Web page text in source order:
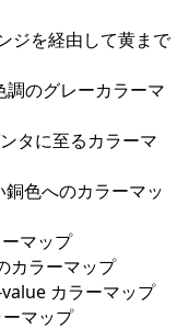
ジを経由して黄まで
のグレーカラーマ
タに至るカラーマ
色へのカラーマッ
マップ
カラーマップ
カラーマップ
マップ